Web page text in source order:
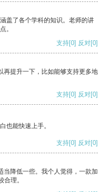
盖了各个学科的知识。老师的讲
。
支持[0] 反对[0]
再提升一下，比如能够支持更多地
支持[0] 反对[0]
也能快速上手。
支持[0] 反对[0]
当降低一些。我个人觉得，一款加
理。